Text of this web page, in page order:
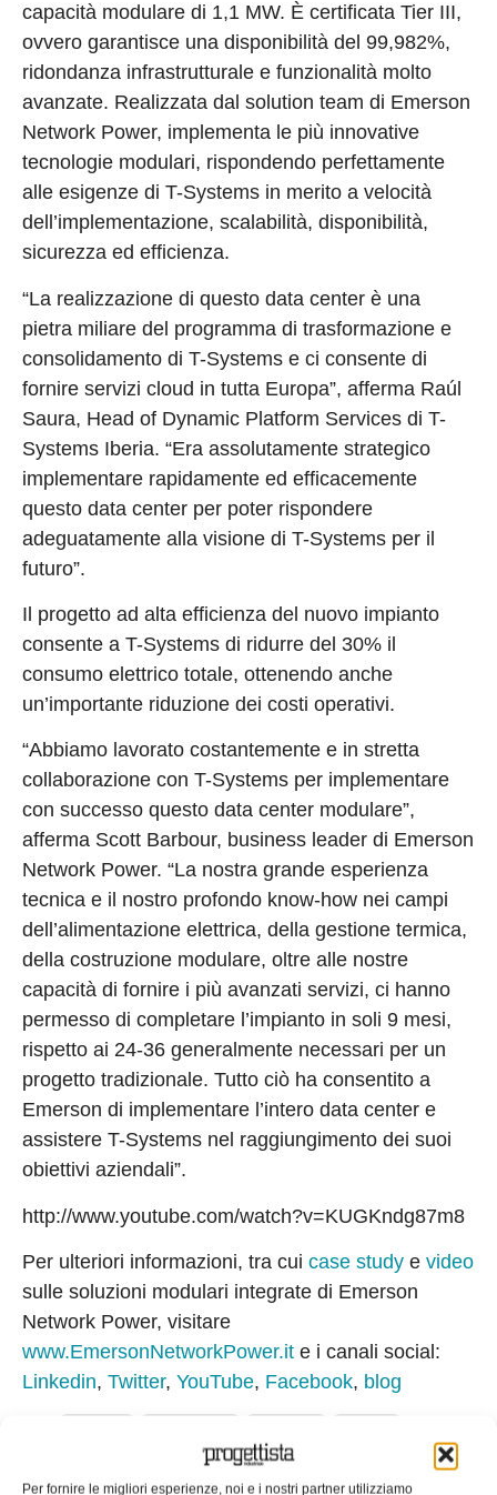
Per fornire le migliori esperienze, noi e i nostri partner utilizziamo
capacità modulare di 1,1 MW. È certificata Tier III,
ovvero garantisce una disponibilità del 99,982%,
ridondanza infrastrutturale e funzionalità molto
avanzate. Realizzata dal solution team di Emerson
Network Power, implementa le più innovative
tecnologie modulari, rispondendo perfettamente
alle esigenze di T-Systems in merito a velocità
dell’implementazione, scalabilità, disponibilità,
sicurezza ed efficienza.
“La realizzazione di questo data center è una
pietra miliare del programma di trasformazione e
consolidamento di T-Systems e ci consente di
fornire servizi cloud in tutta Europa”, afferma Raúl
Saura, Head of Dynamic Platform Services di T-
Systems Iberia. “Era assolutamente strategico
implementare rapidamente ed efficacemente
questo data center per poter rispondere
adeguatamente alla visione di T-Systems per il
futuro”.
Il progetto ad alta efficienza del nuovo impianto
consente a T-Systems di ridurre del 30% il
consumo elettrico totale, ottenendo anche
un’importante riduzione dei costi operativi.
“Abbiamo lavorato costantemente e in stretta
collaborazione con T-Systems per implementare
con successo questo data center modulare”,
afferma Scott Barbour, business leader di Emerson
Network Power. “La nostra grande esperienza
tecnica e il nostro profondo know-how nei campi
dell’alimentazione elettrica, della gestione termica,
della costruzione modulare, oltre alle nostre
capacità di fornire i più avanzati servizi, ci hanno
permesso di completare l’impianto in soli 9 mesi,
rispetto ai 24-36 generalmente necessari per un
progetto tradizionale. Tutto ciò ha consentito a
Emerson di implementare l’intero data center e
assistere T-Systems nel raggiungimento dei suoi
obiettivi aziendali”.
http://www.youtube.com/watch?v=KUGKndg87m8
Per ulteriori informazioni, tra cui case study e video
sulle soluzioni modulari integrate di Emerson
Network Power, visitare
www.EmersonNetworkPower.it e i canali social:
Linkedin, Twitter, YouTube, Facebook, blog
[contact-form-7 id="153" title="Richiedi maggiori